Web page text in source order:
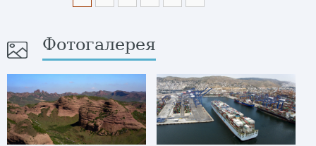
Фотогалерея